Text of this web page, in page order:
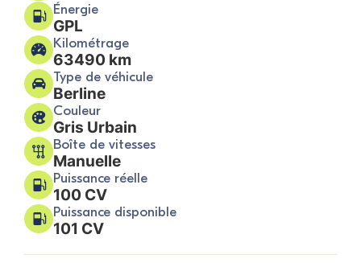
Énergie
GPL
Kilométrage
63490 km
Type de véhicule
Berline
Couleur
Gris Urbain
Boîte de vitesses
Manuelle
Puissance réelle
100 CV
Puissance disponible
101 CV